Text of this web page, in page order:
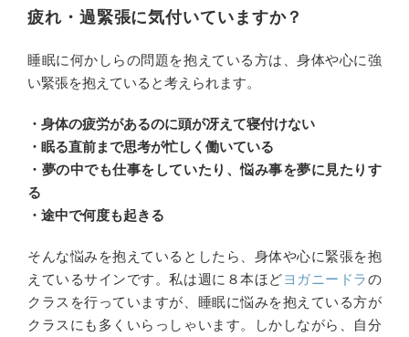
疲れ・過緊張に気付いていますか？
睡眠に何かしらの問題を抱えている方は、身体や心に強
い緊張を抱えていると考えられます。
・身体の疲労があるのに頭が冴えて寝付けない
・眠る直前まで思考が忙しく働いている
・夢の中でも仕事をしていたり、悩み事を夢に見たりす
る
・途中で何度も起きる
そんな悩みを抱えているとしたら、身体や心に緊張を抱
えているサインです。私は週に８本ほどヨガニードラの
クラスを行っていますが、睡眠に悩みを抱えている方が
クラスにも多くいらっしゃいます。しかしながら、自分